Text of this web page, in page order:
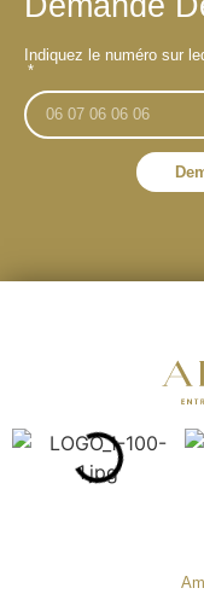
Indiquez le numéro sur